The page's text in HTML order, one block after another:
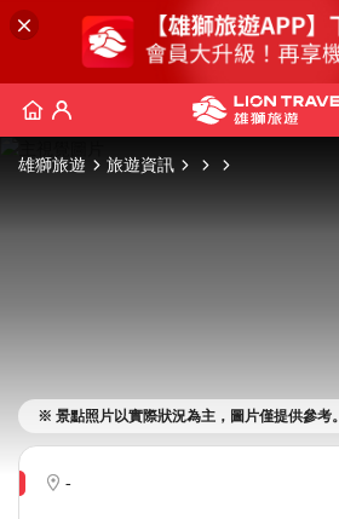
雄獅旅遊 旅遊資訊
※ 景點照片以實際狀況為主，圖片僅提供參考。
-